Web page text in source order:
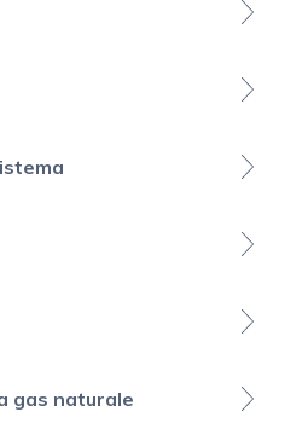
gas naturale